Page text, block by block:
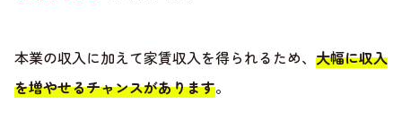
本業の収入に加えて家賃収入を得られるため、 大幅に収入
を増やせるチャンスがあります。